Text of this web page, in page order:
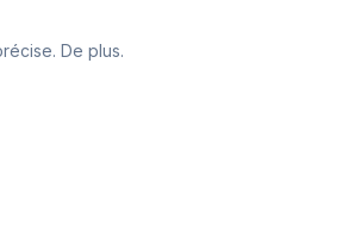
De plus.